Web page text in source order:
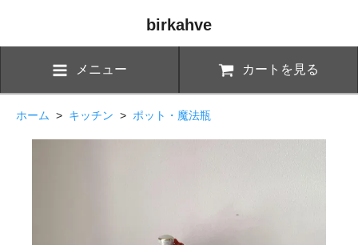
birkahve
メニュー カートを見る
ホーム > キッチン > ポット・魔法瓶